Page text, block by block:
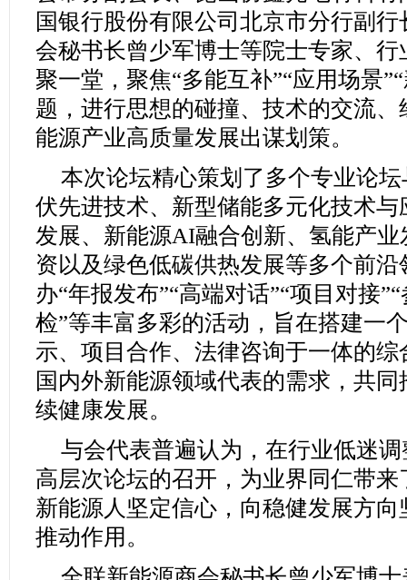
国银行股份有限公司北京市分行副
会秘书长曾少军博士等院士专家、
聚一堂，聚焦“多能互补”“应用场景
题，进行思想的碰撞、技术的交流
能源产业高质量发展出谋划策。
本次论坛精心策划了多个专业论
伏先进技术、新型储能多元化技术
发展、新能源AI融合创新、氢能产
资以及绿色低碳供热发展等多个前
办“年报发布”“高端对话”“项目对接
检”等丰富多彩的活动，旨在搭建一
示、项目合作、法律咨询于一体的
国内外新能源领域代表的需求，共
续健康发展。
与会代表普遍认为，在行业低迷
高层次论坛的召开，为业界同仁带
新能源人坚定信心，向稳健发展方
推动作用。